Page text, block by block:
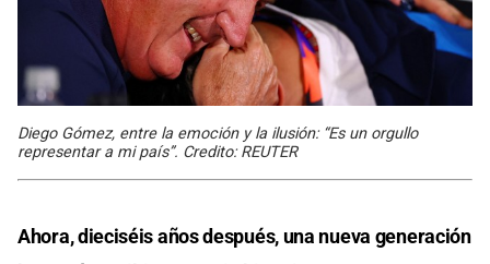
Diego Gómez, entre la emoción y la ilusión: “Es un orgullo
representar a mi país”. Credito: REUTER
Ahora, dieciséis años después, una nueva generación